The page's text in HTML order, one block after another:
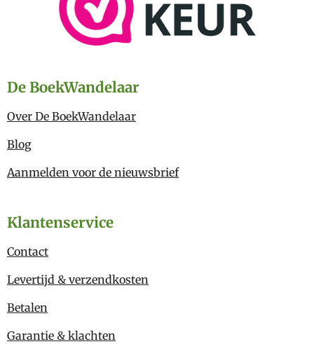
De BoekWandelaar
Over De BoekWandelaar
Blog
Aanmelden voor de nieuwsbrief
Klantenservice
Contact
Levertijd & verzendkosten
Betalen
Garantie & klachten